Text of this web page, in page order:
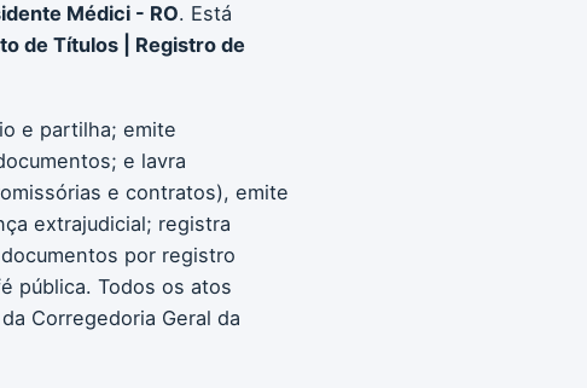
Médici - RO. Está
de Títulos | Registro de
e partilha; emite
e lavra
e contratos), emite
extrajudicial; registra
por registro
pública. Todos os atos
Corregedoria Geral da